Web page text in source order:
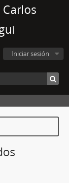
Iniciar sesión